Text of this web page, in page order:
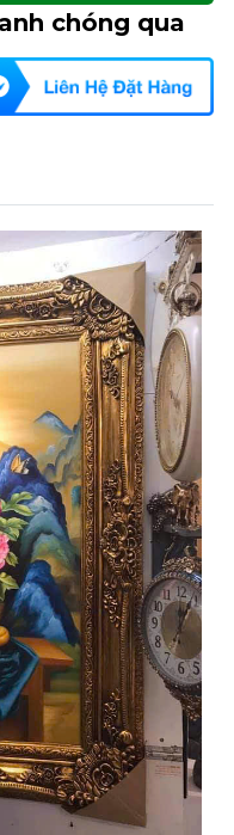
chóng qua